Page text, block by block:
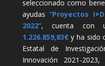
seleccionado como
ayudas“Proyectos
2022”, cuenta con
1.226.859,83€y ha sido
Estatal de
Innovación 2021-